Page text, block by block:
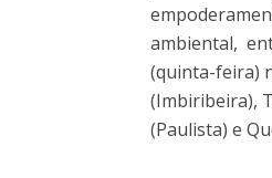
ambiental,
(quinta-feira)
(Imbiribeira),
(Paulista) e